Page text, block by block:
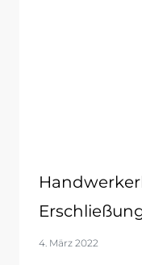
4. März 2022